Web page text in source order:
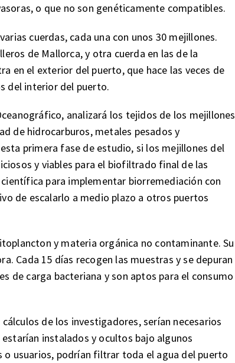
o que no son genéticamente compatibles.
cuerdas, cada una con unos 30 mejillones.
de Mallorca, y otra cuerda en las de la
en el exterior del puerto, que hace las veces de
del interior del puerto.
analizará los tejidos de los mejillones
de hidrocarburos, metales pesados y
primera fase de estudio, si los mejillones del
y viables para el biofiltrado final de las
para implementar biorremediación con
de escalarlo a medio plazo a otros puertos
y materia orgánica no contaminante. Su
Cada 15 días recogen las muestras y se depuran
de carga bacteriana y son aptos para el consumo
de los investigadores, serían necesarios
instalados y ocultos bajo algunos
o usuarios, podrían filtrar toda el agua del puerto